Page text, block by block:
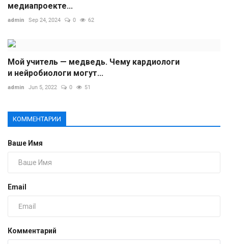
медиапроекте...
admin Sep 24, 2024 0 62
Мой учитель — медведь. Чему кардиологи
и нейробиологи могут...
admin Jun 5, 2022 0 51
КОММЕНТАРИИ
Ваше Имя
Email
Комментарий